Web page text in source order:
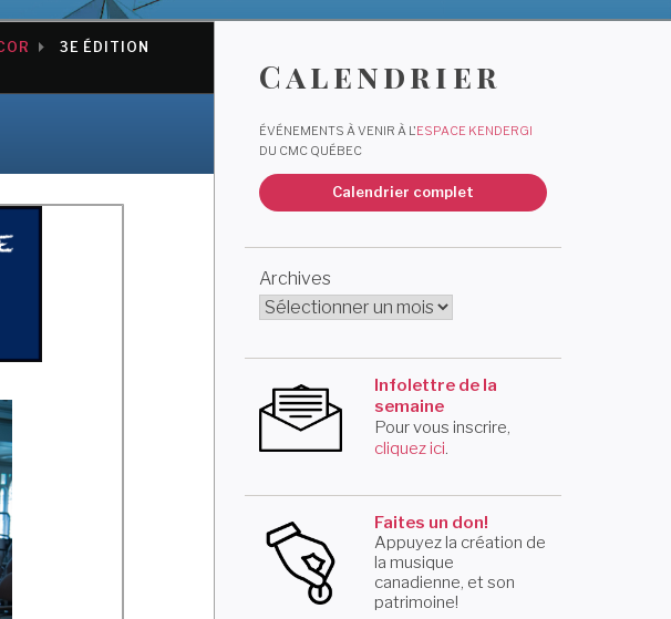
3E ÉDITION
Calendrier
ÉVÉNEMENTS À VENIR À L'ESPACE KENDERGI
DU CMC QUÉBEC
Calendrier complet
Archives
Infolettre de la
semaine
Pour vous inscrire,
cliquez ici.
Faites un don!
Appuyez la création de
la musique
canadienne, et son
patrimoine!